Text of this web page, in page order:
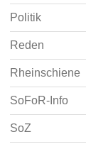
Politik
Reden
Rheinschiene
SoFoR-Info
SoZ